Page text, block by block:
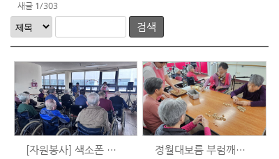
새글 1/303
검색
[자원봉사] 색소폰 공연 (3/12) 정월대보름 부럼깨기(3/3)